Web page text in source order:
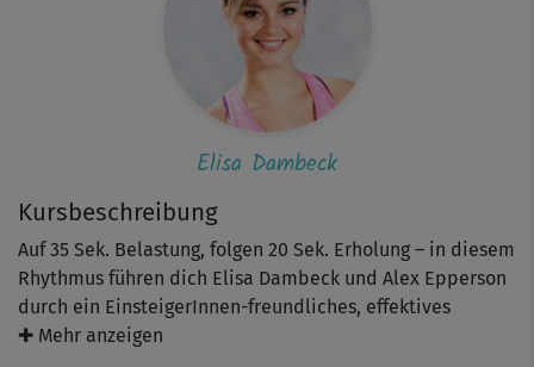
Kursbeschreibung
Auf 35 Sek. Belastung, folgen 20 Sek. Erholung – in diesem
Rhythmus führen dich Elisa Dambeck und Alex Epperson
durch ein EinsteigerInnen-freundliches, effektives
Workout zum Verbessern deiner Grundfitness. Im Fokus
✚ Mehr anzeigen
Elisa Dambeck